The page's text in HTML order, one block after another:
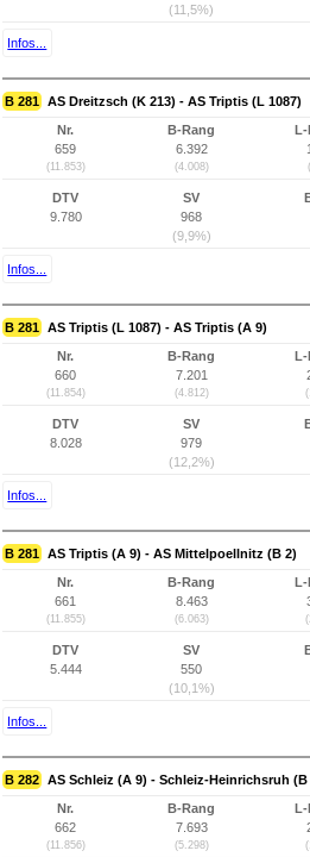
(11,5%)
Infos...
B 281 AS Dreitzsch (K 213) - AS Triptis (L 1087)
Nr.
659
(11.853)
B-Rang
6.392
(4.008)
DTV
9.780
SV
968
(9,9%)
Infos...
B 281 AS Triptis (L 1087) - AS Triptis (A 9)
Nr.
660
(11.854)
B-Rang
7.201
(4.812)
DTV
8.028
SV
979
(12,2%)
Infos...
B 281 AS Triptis (A 9) - AS Mittelpoellnitz (B 2)
Nr.
661
(11.855)
B-Rang
8.463
(6.063)
DTV
5.444
SV
550
(10,1%)
Infos...
B 282 AS Schleiz (A 9) - Schleiz-Heinrichsruh (B
Nr.
662
(11.856)
B-Rang
7.693
(5.298)